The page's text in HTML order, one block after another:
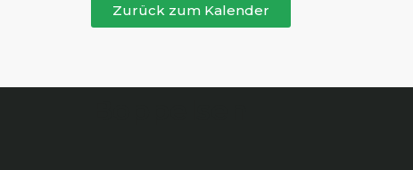
Zurück zum Kalender